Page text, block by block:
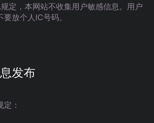
定，本网站不收集用户敏感信息。用户
放个人IC号码。
发布
：